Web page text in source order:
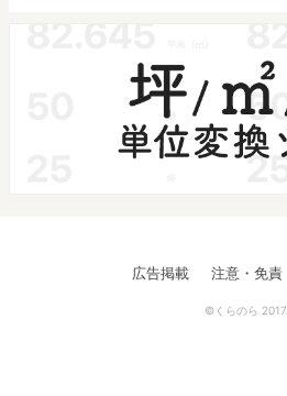
広告掲載 注意・免責
©くらのら 2017.